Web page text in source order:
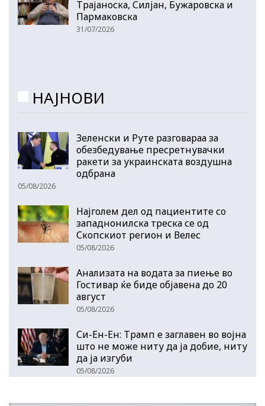
Трајаноска, Силјан, Бужаровска и
Пармаковска
31/07/2026
НАЈНОВИ
Зеленски и Руте разговараа за
обезбедување пресретнувачки
ракети за украинската воздушна
одбрана
05/08/2026
Најголем дел од пациентите сo
западнонилска треска се од
Скопскиот регион и Велес
05/08/2026
Анализата на водата за пиење во
Гостивар ќе биде објавена до 20
август
05/08/2026
Си-Ен-Ен: Трамп е заглавен во војна
што не може ниту да ја добие, ниту
да ја изгуби
05/08/2026